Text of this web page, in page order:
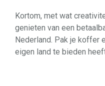
Kortom, met wat
genieten van een
Nederland. Pak je koffer
eigen land te bieden